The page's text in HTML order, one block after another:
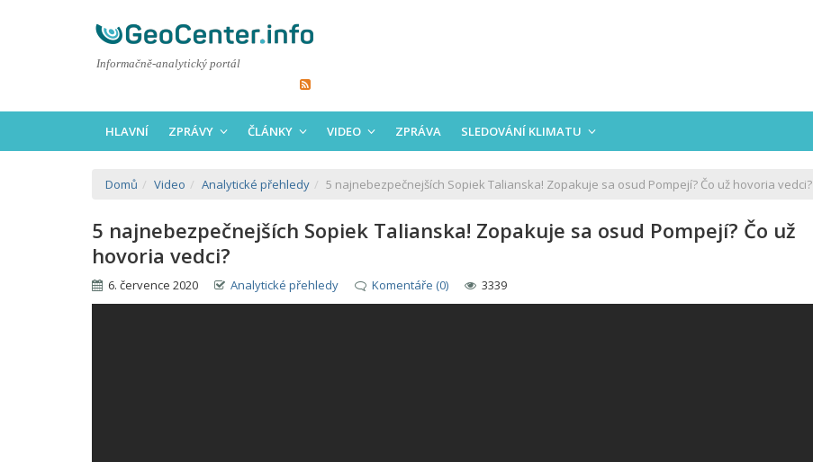
Informačně-analytický portál
HLAVNÍ ZPRÁVY ČLÁNKY VIDEO ZPRÁVA SLEDOVÁNÍ KLIMATU
Domů Video Analytické přehledy 5 najnebezpečnejších Sopiek Talianska! Zopakuje sa osud Pompejí? Čo už hovoria vedci?
5 najnebezpečnejších Sopiek Talianska! Zopakuje sa osud Pompejí? Čo už
hovoria vedci?
6. července 2020 Analytické přehledy Komentáře (0) 3339